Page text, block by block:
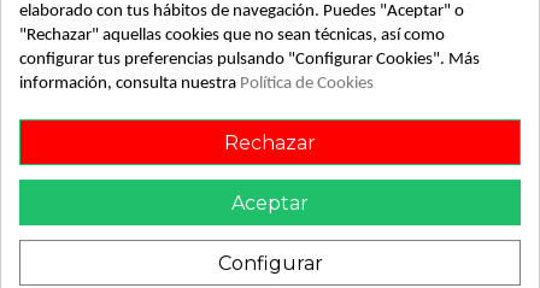
ID: 811475
Fecha disponible: 2022-04-19
Descripción
Recambio de elevalunas trasero derecho para toyota corolla
(e12) | 0.02 - 0.07 | 0.02 - 0.07 referencia OEM IAM
elaborado con tus hábitos de navegación. Puedes "Aceptar" o
"Rechazar" aquellas cookies que no sean técnicas, así como
configurar tus preferencias pulsando "Configurar Cookies". Más
información, consulta nuestra Política de Cookies
Rechazar
Aceptar
Configurar